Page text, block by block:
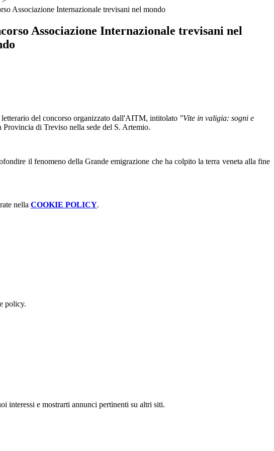
Associazione Internazionale trevisani nel mondo
Associazione Internazionale trevisani nel
del concorso organizzato dall'AITM, intitolato "Vite in valigia: sogni e
di Treviso nella sede del S. Artemio.
il fenomeno della Grande emigrazione che ha colpito la terra veneta alla fine
nella COOKIE POLICY.
policy.
interessi e mostrarti annunci pertinenti su altri siti.